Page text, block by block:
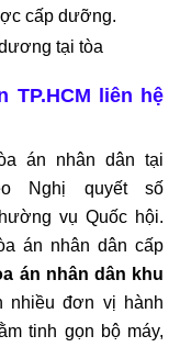
cấp dưỡng.
TP.HCM liên hệ
án nhân dân tại
Nghị quyết số
vụ Quốc hội.
án nhân dân cấp
án nhân dân khu
nhiều đơn vị hành
tinh gọn bộ máy,